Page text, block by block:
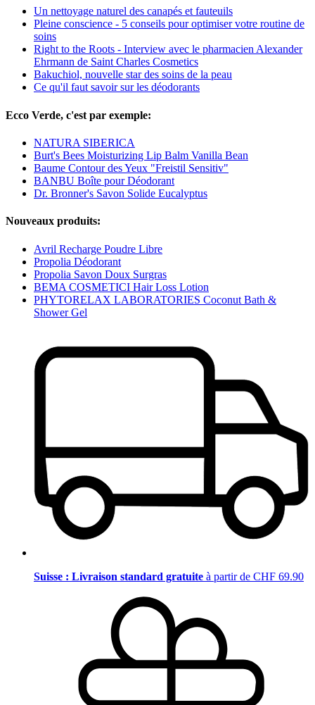
Un nettoyage naturel des canapés et fauteuils
Pleine conscience - 5 conseils pour optimiser votre routine de
soins
Right to the Roots - Interview avec le pharmacien Alexander
Ehrmann de Saint Charles Cosmetics
Bakuchiol, nouvelle star des soins de la peau
Ce qu'il faut savoir sur les déodorants
Ecco Verde, c'est par exemple:
NATURA SIBERICA
Burt's Bees Moisturizing Lip Balm Vanilla Bean
Baume Contour des Yeux "Freistil Sensitiv"
BANBU Boîte pour Déodorant
Dr. Bronner's Savon Solide Eucalyptus
Nouveaux produits:
Avril Recharge Poudre Libre
Propolia Déodorant
Propolia Savon Doux Surgras
BEMA COSMETICI Hair Loss Lotion
PHYTORELAX LABORATORIES Coconut Bath &
Shower Gel
Suisse : Livraison standard gratuite à partir de CHF 69.90